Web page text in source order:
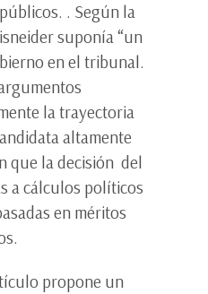
. Según la
suponía “un
en el tribunal.
la trayectoria
altamente
que la decisión del
a cálculos políticos
en méritos
propone un